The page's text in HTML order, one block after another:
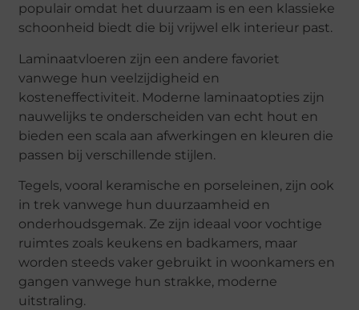
populair omdat het duurzaam is en een klassieke
schoonheid biedt die bij vrijwel elk interieur past.
Laminaatvloeren zijn een andere favoriet
vanwege hun veelzijdigheid en
kosteneffectiviteit. Moderne laminaatopties zijn
nauwelijks te onderscheiden van echt hout en
bieden een scala aan afwerkingen en kleuren die
passen bij verschillende stijlen.
Tegels, vooral keramische en porseleinen, zijn ook
in trek vanwege hun duurzaamheid en
onderhoudsgemak. Ze zijn ideaal voor vochtige
ruimtes zoals keukens en badkamers, maar
worden steeds vaker gebruikt in woonkamers en
gangen vanwege hun strakke, moderne
uitstraling.